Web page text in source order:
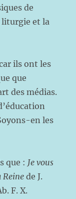
de
liturgie et la
ils ont les
que
des médias.
en les
que : Je vous
Reinede J.
F. X.